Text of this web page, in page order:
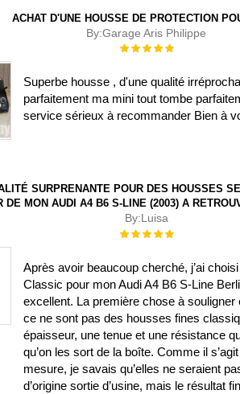
ACHAT D'UNE HOUSSE DE PROTECTION
By:Garage Aris Philippe
Évaluation :
Superbe housse , d'une qualité
parfaitement ma mini tout tombe
service sérieux à recommander Bien à
SURPRENANTE POUR DES HOUSSES
DE MON AUDI A4 B6 S-LINE (2003) A
By:Luisa
Évaluation :
Après avoir beaucoup cherché, j’ai
Classic pour mon Audi A4 B6 S-Line
excellent. La première chose à souligner
ce ne sont pas des housses fines
épaisseur, une tenue et une résistance
qu’on les sort de la boîte. Comme il
mesure, je savais qu’elles ne seraient
d’origine sortie d’usine, mais le résultat